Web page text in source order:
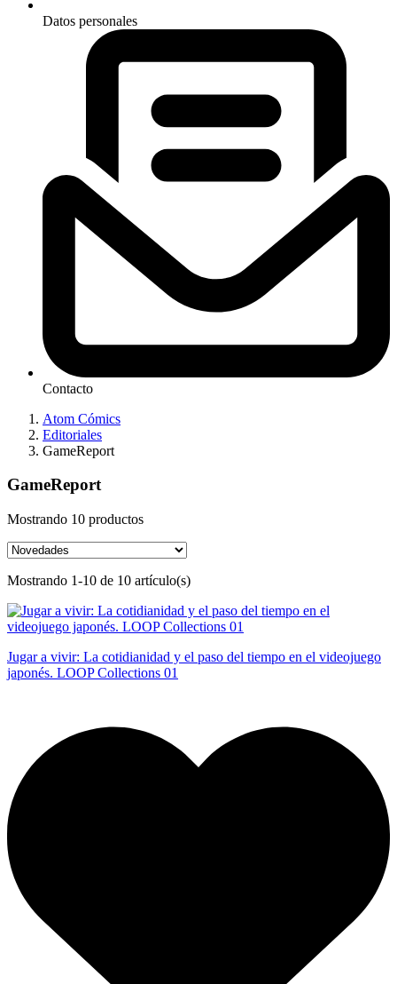
Datos personales
Contacto
Atom Cómics
Editoriales
GameReport
GameReport
Mostrando 10 productos
Mostrando 1-10 de 10 artículo(s)
Jugar a vivir: La cotidianidad y el paso del tiempo en el videojuego
japonés. LOOP Collections 01